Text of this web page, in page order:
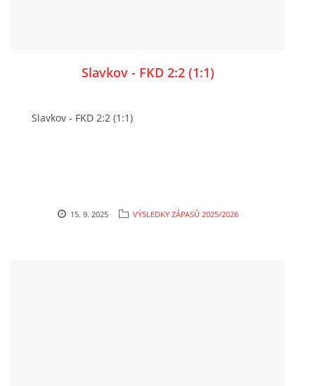
Slavkov - FKD 2:2 (1:1)
Slavkov - FKD 2:2 (1:1)
15. 9. 2025 VÝSLEDKY ZÁPASŮ 2025/2026